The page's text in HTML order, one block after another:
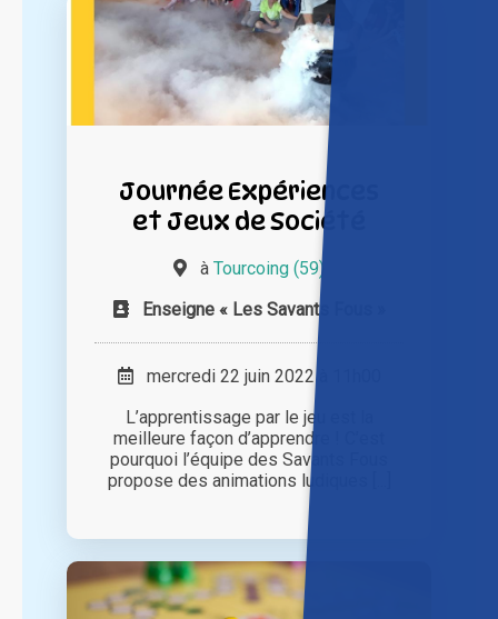
Journée Expériences
et Jeux de Société
à Tourcoing (59)
Enseigne « Les Savants Fous »
mercredi 22 juin 2022 à 11h00
L’apprentissage par le jeu est la
meilleure façon d’apprendre ! C’est
pourquoi l’équipe des Savants Fous
propose des animations ludiques [...]